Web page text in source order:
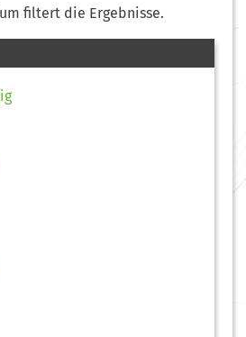
filtert die Ergebnisse.